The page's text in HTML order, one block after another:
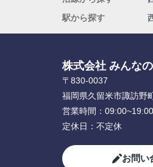
駅から探す
株式会社 みんな
〒830-0037
福岡県久留米市諏訪野
営業時間： 09:00~19:00
定休日： 不定休
お問い